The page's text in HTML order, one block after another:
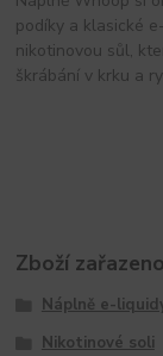
podíky a klasické
nikotinovou sůl,
škrábání v krku a
Zboží
Náplně e-
Nikotinové soli